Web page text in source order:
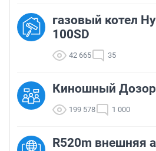
газовый котел
100SD
42 665 35
Киношный Дозор
199 578 1 000
R520m внешняя